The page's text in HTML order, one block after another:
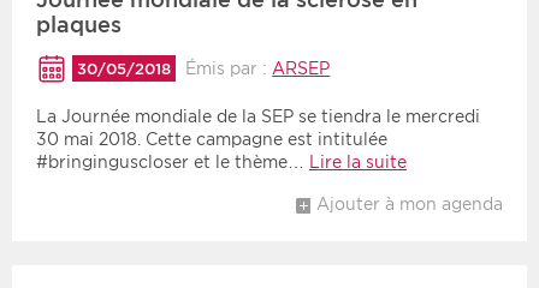
plaques
30/05/2018 Émis par : ARSEP
La Journée mondiale de la SEP se tiendra le mercredi
30 mai 2018. Cette campagne est intitulée
#bringinguscloser et le thème… Lire la suite
Ajouter à mon agenda